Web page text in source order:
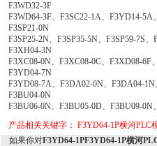
F3WD32-3F
F3WD64-3F、F3SC22-1A、F3YD14-5A
F3SP21-0N
F3SP25-2N、F3SP35-5N、F3SP59-7S
F3XH04-3N
F3XC08-0N、F3XC08-0C、F3XD08-
F3YD04-7N
F3YD08-7A、F3DA02-0N、F3DA04-
F3BU04-0N
F3BU06-0N、F3BU05-0D、F3BU09-0N
产品相关关键字： F3YD64-1P横河PLC
如果你对F3YD64-1PF3YD64-1P横河